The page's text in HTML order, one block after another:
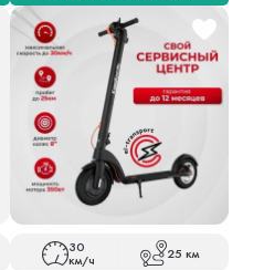
30
км/ч 25 км